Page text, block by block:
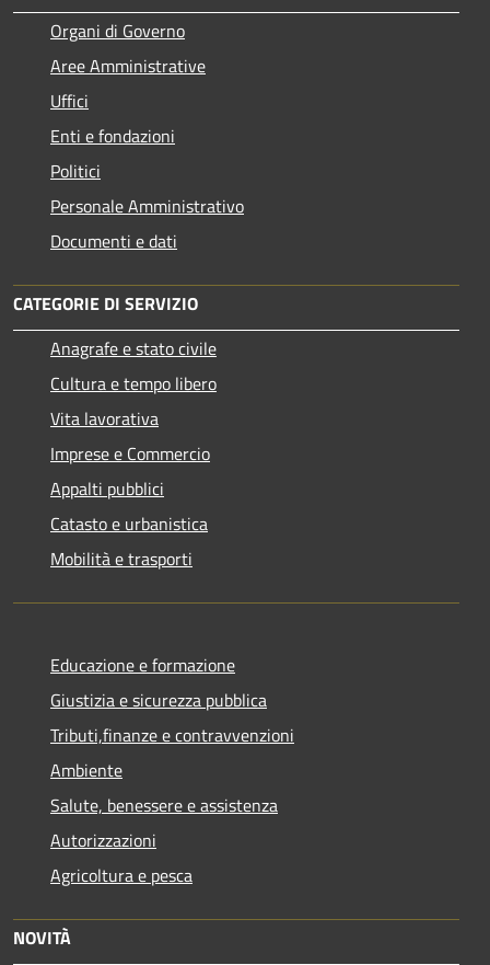
Organi di Governo
Aree Amministrative
Uffici
Enti e fondazioni
Politici
Personale Amministrativo
Documenti e dati
CATEGORIE DI SERVIZIO
Anagrafe e stato civile
Cultura e tempo libero
Vita lavorativa
Imprese e Commercio
Appalti pubblici
Catasto e urbanistica
Mobilità e trasporti
Educazione e formazione
Giustizia e sicurezza pubblica
Tributi,finanze e contravvenzioni
Ambiente
Salute, benessere e assistenza
Autorizzazioni
Agricoltura e pesca
NOVITÀ